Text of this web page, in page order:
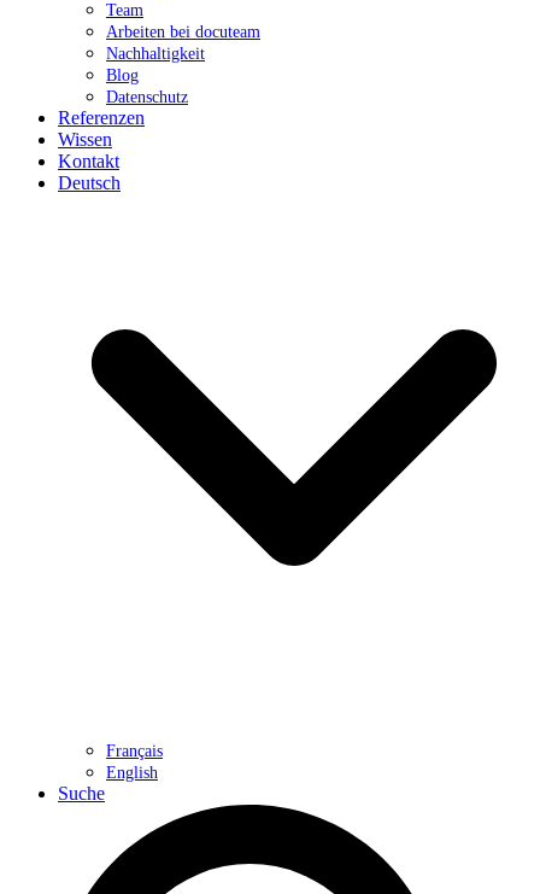
Team
Arbeiten bei docuteam
Nachhaltigkeit
Blog
Datenschutz
Referenzen
Wissen
Kontakt
Deutsch
Français
English
Suche